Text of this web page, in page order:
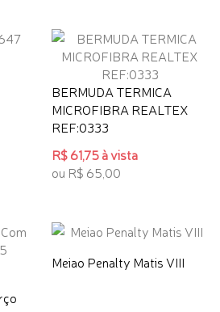
BERMUDA TERMICA
MICROFIBRA REALTEX
REF:0333
R$ 61,75 à vista
ou R$ 65,00
Meiao Penalty Matis VIII